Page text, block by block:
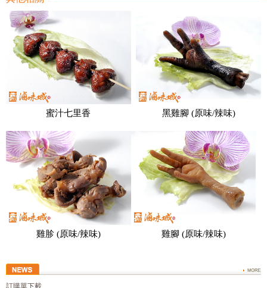
蜜汁七里香 黑雞腳 (原味/辣味)
雞胗 (原味/辣味) 雞腳 (原味/辣味)
訂購單下載